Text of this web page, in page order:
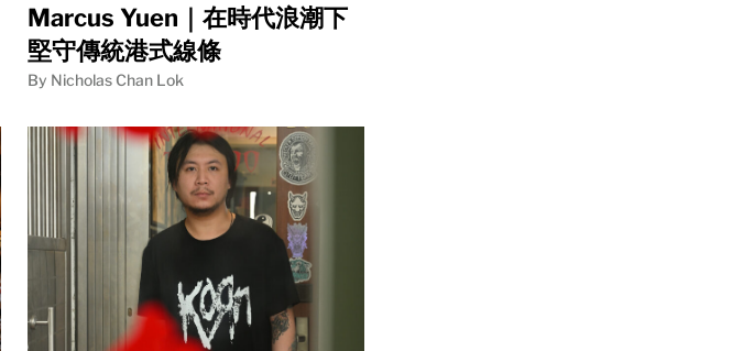
Marcus Yuen｜在時代浪潮下
堅守傳統港式線條
By Nicholas Chan Lok